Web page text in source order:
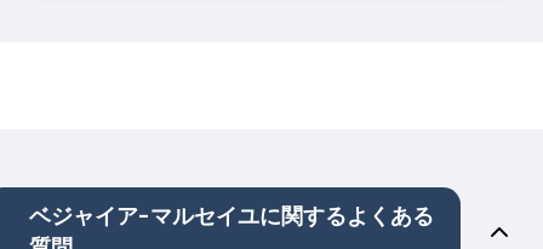
ベジャイア-マルセイユに関するよくある